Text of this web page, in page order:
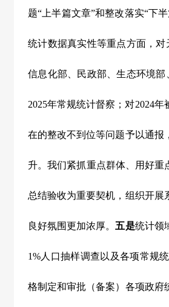
题“上半篇文章”和整改落实“下
统计数据真实性等重点方面，
信息化部、民政部、生态环境
2025年常规统计督察；对2024年
在的整改不到位等问题予以通报
升。我们紧抓重点群体、用好重
总结验收为重要契机，组织开
良好氛围更加浓厚。 五是统计领
1%人口抽样调查以及各项常规
格制定和审批（备案）各项政府